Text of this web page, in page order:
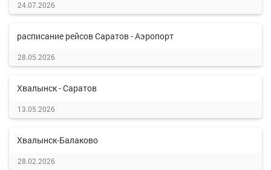
24.07.2026
расписание рейсов Саратов - Аэропорт
28.05.2026
Хвалынск - Саратов
13.05.2026
Хвалынск-Балаково
28.02.2026